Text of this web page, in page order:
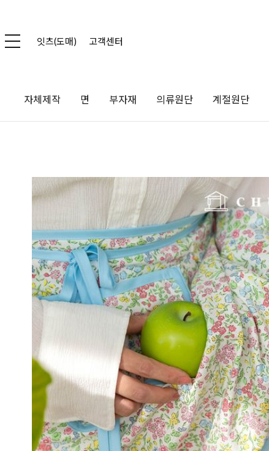
잇츠(도매) 고객센터
자체제작 면 부자재 의류원단 계절원단